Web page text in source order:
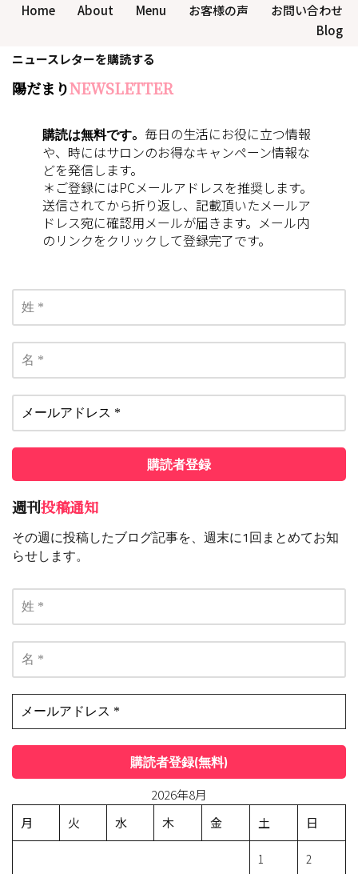
Home About Menu お客様の声
お問い合わせ
Blog
ニュースレターを購読する
陽だまりNEWSLETTER
購読は無料です。 毎日の生活にお役に立つ情報
や、時にはサロンのお得なキャンペーン情報な
どを発信します。
＊ご登録にはPCメールアドレスを推奨します。
送信されてから折り返し、記載頂いたメールア
ドレス宛に確認用メールが届きます。メール内
のリンクをクリックして登録完了です。
週刊投稿通知
その週に投稿したブログ記事を、週末に1回まとめてお知
らせします。
2026年8月
月
火 水 木 金 土 日
1 2